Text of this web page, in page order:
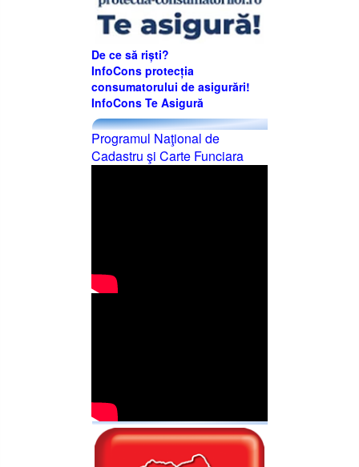
De ce să riști?
InfoCons protecția
consumatorului de asigurări!
InfoCons Te Asigură
Programul Naţional de
Cadastru şi Carte Funciara